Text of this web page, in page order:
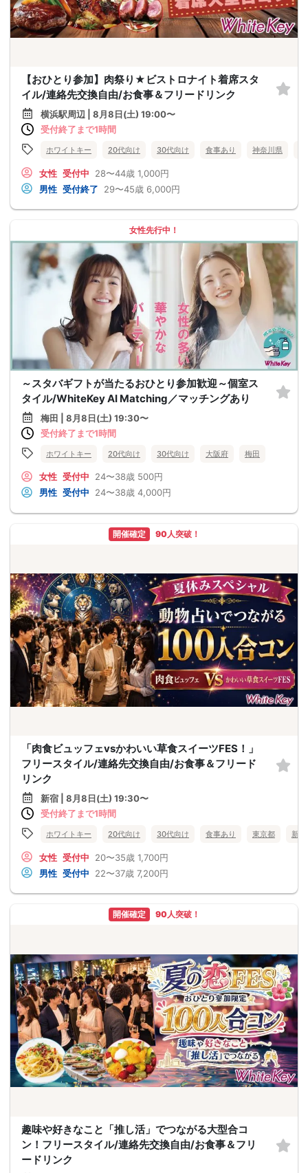
【おひとり参加】肉祭り★ビストロナイト着席スタ
イル/連絡先交換自由/お食事＆フリードリンク
横浜駅周辺 | 8月8日(土) 19:00〜
受付終了まで1時間
ホワイトキー 20代向け 30代向け 食事あり 神奈川県
女性 受付中 28〜44歳 1,000円
男性 受付終了 29〜45歳 6,000円
女性先行中！
～スタバギフトが当たるおひとり参加歓迎～個室ス
タイル/WhiteKey AI Matching／マッチングあり
梅田 | 8月8日(土) 19:30〜
受付終了まで1時間
ホワイトキー 20代向け 30代向け 大阪府 梅田
女性 受付中 24〜38歳 500円
男性 受付中 24〜38歳 4,000円
開催確定 90人突破！
「肉食ビュッフェvsかわいい草食スイーツFES！」
フリースタイル/連絡先交換自由/お食事＆フリード
リンク
新宿 | 8月8日(土) 19:30〜
受付終了まで1時間
ホワイトキー 20代向け 30代向け 食事あり 東京都 新宿
女性 受付中 20〜35歳 1,700円
男性 受付中 22〜37歳 7,200円
開催確定 90人突破！
趣味や好きなこと「推し活」でつながる大型合コ
ン！フリースタイル/連絡先交換自由/お食事＆フリ
ードリンク